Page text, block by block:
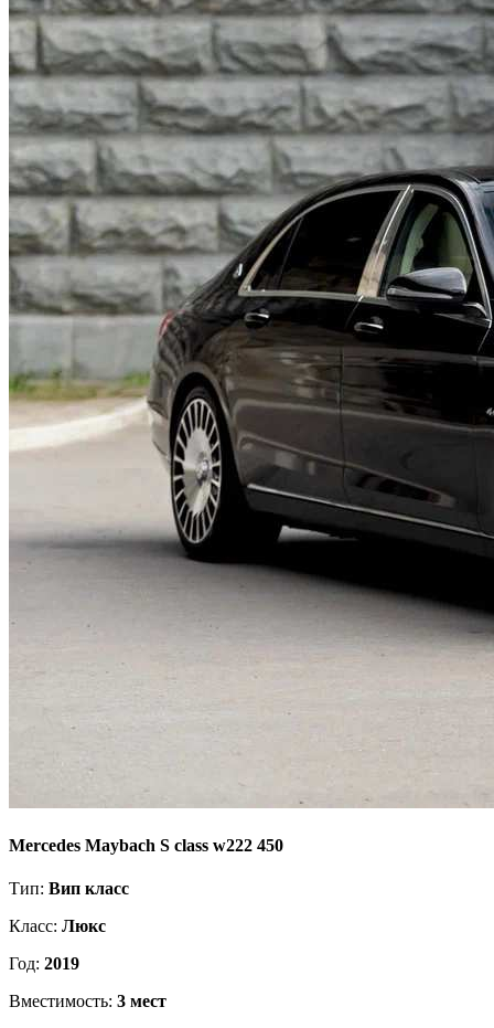
Mercedes Maybach S class w222 450
Тип: Вип класс
Класс: Люкс
Год: 2019
Вместимость: 3 мест